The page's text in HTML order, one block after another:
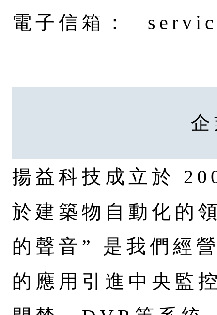
電子信箱：
揚益科技成立於
於建築物自動化的
的聲音” 是我們經
的應用引進中央監